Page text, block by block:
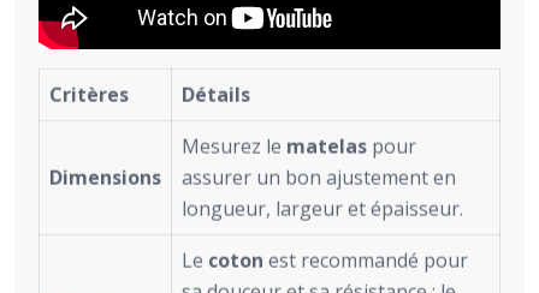
Critères Détails
Dimensions
Mesurez le matelas pour
assurer un bon ajustement en
longueur, largeur et épaisseur.
Le coton est recommandé pour